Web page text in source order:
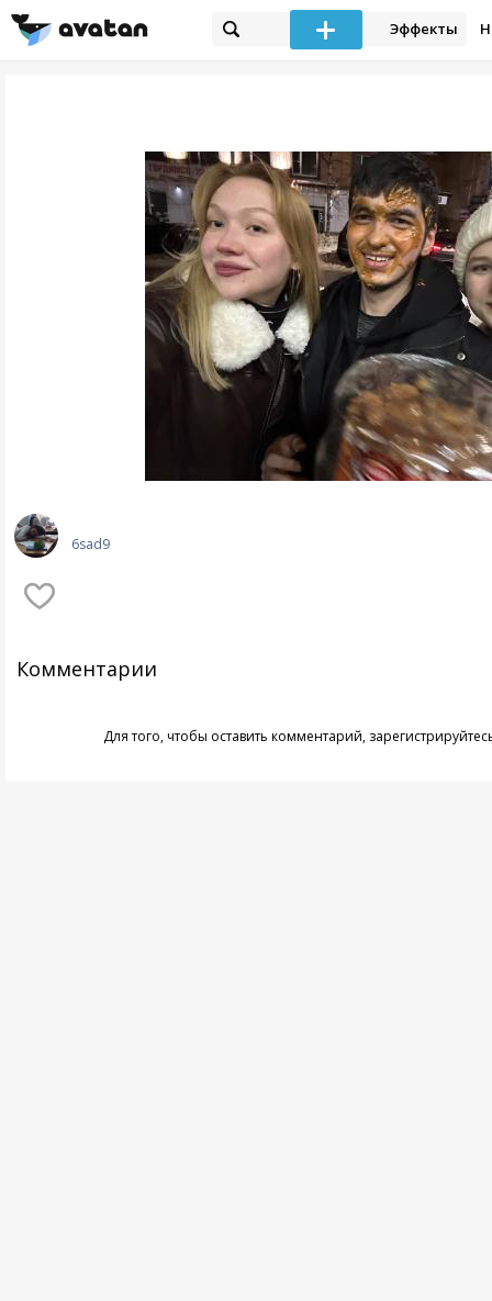
Эффекты
6sad9
Комментарии
Для того, чтобы оставить комментарий,